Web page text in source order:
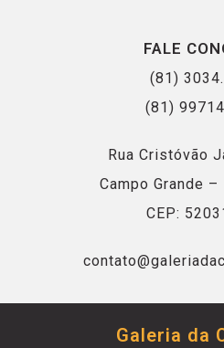
FALE
(81)
(81)
Rua Cristóvão
Campo Grande
CEP:
Galeria da